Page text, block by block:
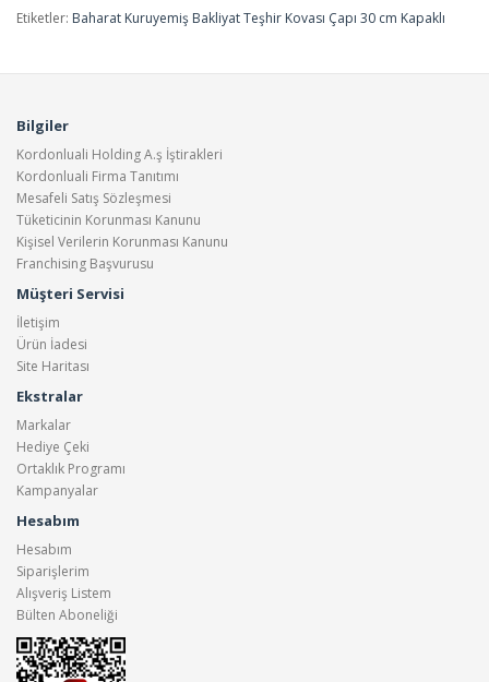
Etiketler: Baharat Kuruyemiş Bakliyat Teşhir Kovası Çapı 30 cm Kapaklı
Bilgiler
Kordonluali Holding A.ş İştirakleri
Kordonluali Firma Tanıtımı
Mesafeli Satış Sözleşmesi
Tüketicinin Korunması Kanunu
Kişisel Verilerin Korunması Kanunu
Franchising Başvurusu
Müşteri Servisi
İletişim
Ürün İadesi
Site Haritası
Ekstralar
Markalar
Hediye Çeki
Ortaklık Programı
Kampanyalar
Hesabım
Hesabım
Siparişlerim
Alışveriş Listem
Bülten Aboneliği